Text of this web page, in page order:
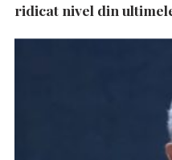
ridicat nivel din